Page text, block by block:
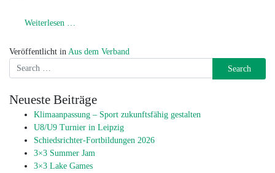
Weiterlesen …
Veröffentlicht in Aus dem Verband
Search
Neueste Beiträge
Klimaanpassung – Sport zukunftsfähig gestalten
U8/U9 Turnier in Leipzig
Schiedsrichter-Fortbildungen 2026
3×3 Summer Jam
3×3 Lake Games